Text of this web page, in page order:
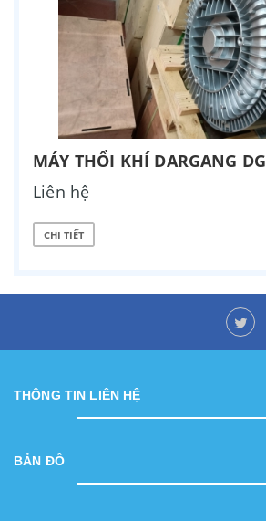
MÁY THỔI KHÍ DARGANG
Liên hệ
CHI TIẾT
THÔNG TIN LIÊN HỆ
BẢN ĐỒ